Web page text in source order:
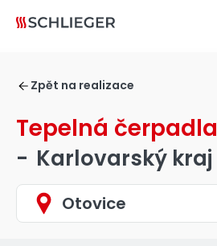
Zpět na realizace
Tepelná čerpadla
- Karlovarský kraj
Otovice